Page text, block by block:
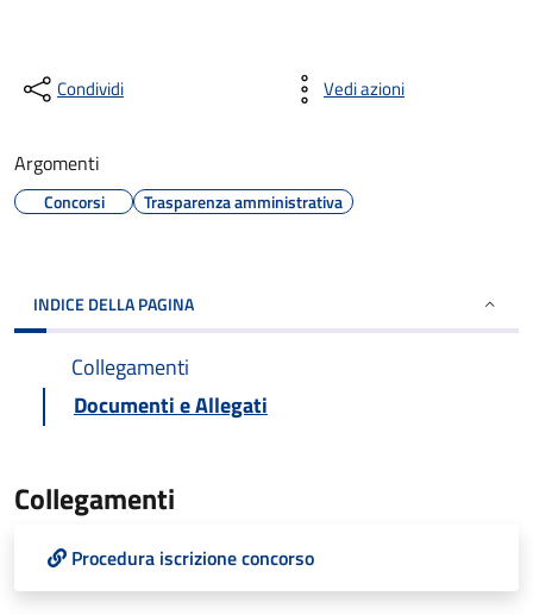
Condividi Vedi azioni
Argomenti
Concorsi Trasparenza amministrativa
INDICE DELLA PAGINA
Collegamenti
Documenti e Allegati
Collegamenti
Procedura iscrizione concorso